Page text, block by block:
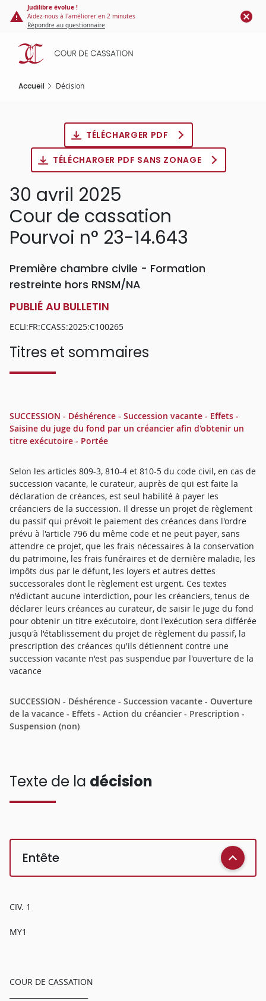
Panneau de gestion des cookies
contenu
principal
Judilibre évolue !
Aidez-nous à l'améliorer en 2 minutes
Répondre au questionnaire
Accueil Décision
TÉLÉCHARGER PDF
TÉLÉCHARGER PDF SANS ZONAGE
30 avril 2025
Cour de cassation
Pourvoi n° 23-14.643
Première chambre civile - Formation
restreinte hors RNSM/NA
PUBLIÉ AU BULLETIN
ECLI:FR:CCASS:2025:C100265
Titres et sommaires
SUCCESSION - Déshérence - Succession vacante - Effets -
Saisine du juge du fond par un créancier afin d'obtenir un
titre exécutoire - Portée
Selon les articles 809-3, 810-4 et 810-5 du code civil, en cas de
succession vacante, le curateur, auprès de qui est faite la
déclaration de créances, est seul habilité à payer les
créanciers de la succession. Il dresse un projet de règlement
du passif qui prévoit le paiement des créances dans l'ordre
prévu à l'article 796 du même code et ne peut payer, sans
attendre ce projet, que les frais nécessaires à la conservation
du patrimoine, les frais funéraires et de dernière maladie, les
impôts dus par le défunt, les loyers et autres dettes
successorales dont le règlement est urgent. Ces textes
n'édictant aucune interdiction, pour les créanciers, tenus de
déclarer leurs créances au curateur, de saisir le juge du fond
pour obtenir un titre exécutoire, dont l'exécution sera différée
jusqu'à l'établissement du projet de règlement du passif, la
prescription des créances qu'ils détiennent contre une
succession vacante n'est pas suspendue par l'ouverture de la
vacance
SUCCESSION - Déshérence - Succession vacante - Ouverture
de la vacance - Effets - Action du créancier - Prescription -
Suspension (non)
Texte de la décision
Entête
CIV. 1
MY1
COUR DE CASSATION